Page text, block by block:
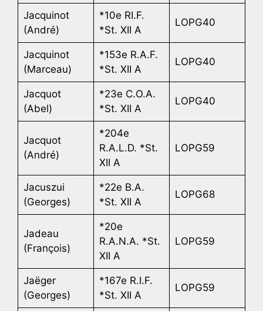
Jacquinot
(André)
*10e RI.F.
*St. XII A
LOPG40
Jacquinot
(Marceau)
*153e R.A.F.
*St. XII A
LOPG40
Jacquot
(Abel)
*23e C.O.A.
*St. XII A
LOPG40
Jacquot
(André)
*204e
R.A.L.D. *St.
XII A
LOPG59
Jacuszui
(Georges)
*22e B.A.
*St. XII A
LOPG68
Jadeau
(François)
*20e
R.A.N.A. *St.
XII A
LOPG59
Jaëger
(Georges)
*167e R.I.F.
*St. XII A
LOPG59